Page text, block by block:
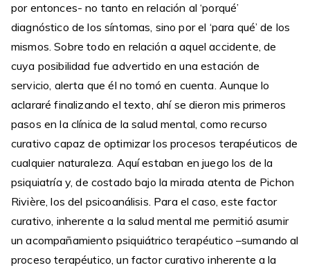
por entonces- no tanto en relación al ‘porqué’
diagnóstico de los síntomas, sino por el ‘para qué’ de los
mismos. Sobre todo en relación a aquel accidente, de
cuya posibilidad fue advertido en una estación de
servicio, alerta que él no tomó en cuenta. Aunque lo
aclararé finalizando el texto, ahí se dieron mis primeros
pasos en la clínica de la salud mental, como recurso
curativo capaz de optimizar los procesos terapéuticos de
cualquier naturaleza. Aquí estaban en juego los de la
psiquiatría y, de costado bajo la mirada atenta de Pichon
Rivière, los del psicoanálisis. Para el caso, este factor
curativo, inherente a la salud mental me permitió asumir
un acompañamiento psiquiátrico terapéutico –sumando al
proceso terapéutico, un factor curativo inherente a la